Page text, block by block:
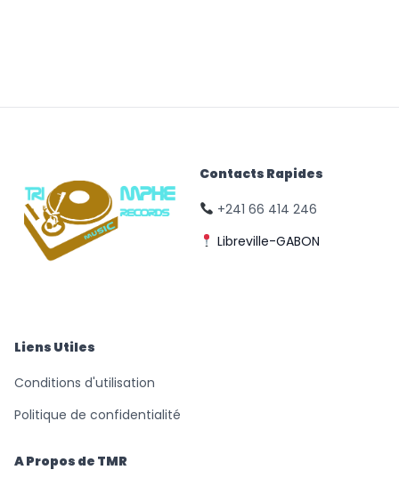
Contacts Rapides
+241 66 414 246
Libreville-GABON
Liens Utiles
Conditions d'utilisation
Politique de confidentialité
A Propos de TMR